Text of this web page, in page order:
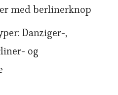
med berlinerknop
Danziger-,
og